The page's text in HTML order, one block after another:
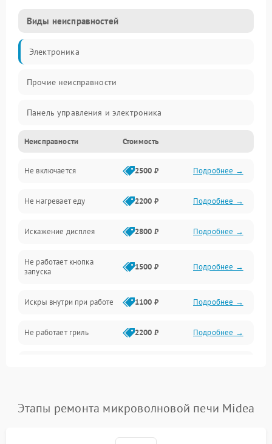
Виды неисправностей
Электроника
Прочие неисправности
Панель управления и электроника
Дверца и корпус
Механика и внутренние элементы
Механические повреждения
Питание и запуск
Нагрев и приготовление
Программное обеспечение
Неисправности Стоимость
Не включается 2500 ₽ Подробнее →
Не нагревает еду 2200 ₽ Подробнее →
Искажение дисплея 2800 ₽ Подробнее →
Не работает кнопка
запуска
1500 ₽ Подробнее →
Искры внутри при работе 1100 ₽ Подробнее →
Не работает гриль 2200 ₽ Подробнее →
Подробнее →
Этапы ремонта микроволновой печи Midea